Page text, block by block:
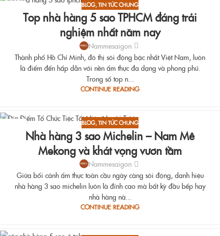
BLOG,TIN TỨC CHUNG
Top nhà hàng 5 sao TPHCM đáng trải
nghiệm nhất năm nay
Nammesaigon
Thành phố Hồ Chí Minh, đô thị sôi động bậc nhất Việt Nam, luôn
là điểm đến hấp dẫn với nền ẩm thực đa dạng và phong phú.
Trong số top n...
CONTINUE READING
BLOG,TIN TỨC CHUNG
Nhà hàng 3 sao Michelin – Nam Mê
Mekong và khát vọng vươn tầm
Nammesaigon
Giữa bối cảnh ẩm thực toàn cầu ngày càng sôi động, danh hiệu
nhà hàng 3 sao michelin luôn là đỉnh cao mà bất kỳ đầu bếp hay
nhà hàng nà...
CONTINUE READING